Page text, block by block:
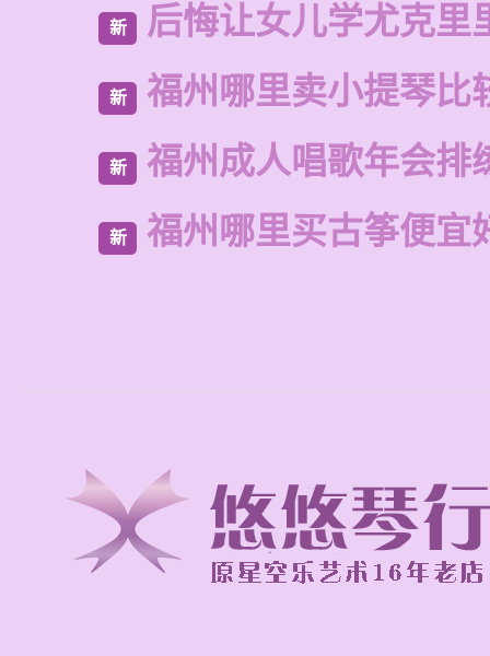
新 后悔让女儿学尤克里
新 福州哪里卖小提琴比
新 福州成人唱歌年会排
新 福州哪里买古筝便宜